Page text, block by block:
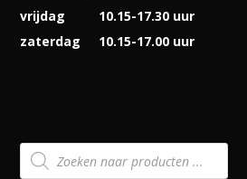
vrijdag
10.15-17.30 uur
zaterdag
10.15-17.00 uur
Producten
zoeken